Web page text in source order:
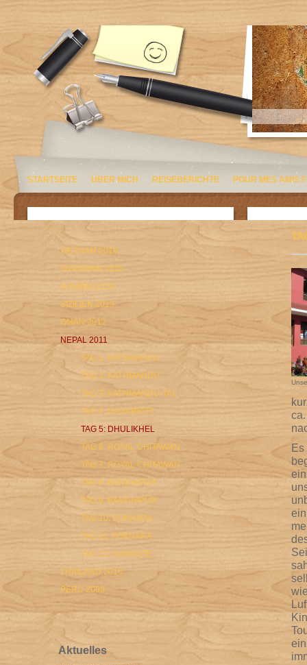
STARTSEITE ÜBER MICH REISEBERICHTE POUR MES AMIS
Es
VIETNAM 2016
MYANMAR 2015
NAMIBIA 2014
SIZILIEN 2013
OMAN 2012
NEPAL 2011
TAG 1: KATHMANDU
TAG 2: KATHMANDU
TAG 3: KATHMANDU-TAL
TAG 4: NAGARKOT
TAG 5: DHULIKHEL
TAG 6: ROYAL CHITAWAN
TAG 7: ROYAL CHITAWAN
TAG 8: BANDHIPUR
TAG 9: BANDHIPUR
TAG 10: POKHARA
TAG 11: POKHARA
TAG 12: NAMASTE
THAILAND 2010
PERU 2009
Aktuelles